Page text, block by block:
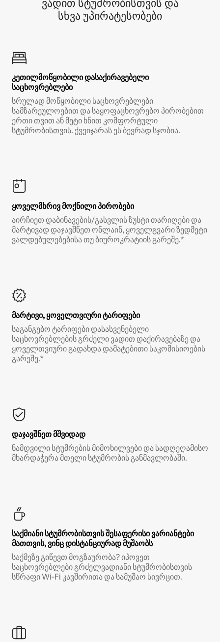
ვადით სტუმრობისთვის და
სხვა უპირატესობები
კეთილმოწყობილი დასაქირავებელი
საცხოვრებლები
სრულად მოწყობილი საცხოვრებლები
სამზარეულოებით და საყოფაცხოვრებო პირობებით
ერთი თვით ან მეტი ხნით კომფორტული
სტუმრობისთვის. ქვეიჯარას ეს ბევრად სჯობია.
ყოველმხრივ მოქნილი პირობები
აირჩიეთ დაბინავების/გასვლის ზუსტი თარიღები და
მარტივად დაჯავშნეთ ონლაინ, ყოველგვარი ზედმეტი
ვალდებულებებისა თუ ბიუროკრატიის გარეშე.*
მარტივი, ყოველთვიური ტარიფები
საგანგებო ტარიფები დასასვენებელი
საცხოვრებლების გრძელი ვადით დაქირავებაზე და
ყოველთვიური გადახდა დამატებითი საკომისიოების
გარეშე.*
დაჯავშნეთ მშვიდად
ნამდვილი სტუმრების მიმოხილვები და სადღეღამისო
მხარდაჭერა მთელი სტუმრობის განმავლობაში.
საქმიანი სტუმრობისთვის შესაფერისი ვარიანტები
მათთვის, ვინც დისტანციურად მუშაობს
საქმეზე გიწევთ მოგზაურობა? იპოვეთ
საცხოვრებლები გრძელვადიანი სტუმრობისთვის
სწრაფი Wi‑Fi კავშირითა და სამუშაო სივრცით.